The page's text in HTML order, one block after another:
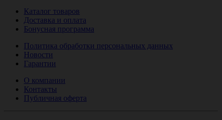
Каталог товаров
Доставка и оплата
Бонусная программа
Политика обработки персональных данных
Новости
Гарантии
О компании
Контакты
Публичная оферта